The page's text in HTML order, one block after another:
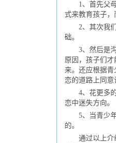
1、首先父母
式来教育孩子，
2、其次我们
础。
3、然后是沟
原因，孩子们
来。还应根据
恋的道路上同意
4、花更多的
恋中迷失方向。
5、当青少年
的。
通过以上介绍